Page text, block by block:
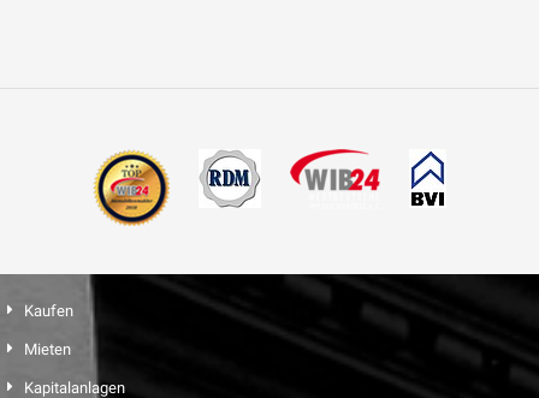
Kaufen
Mieten
Kapitalanlagen